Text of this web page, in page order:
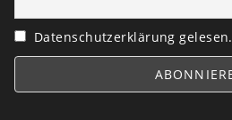
Datenschutzerklärung gelesen.